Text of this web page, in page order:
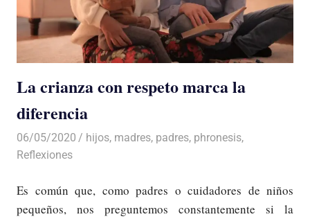
La crianza con respeto marca la
diferencia
06/05/2020 De todo un Poco
hijos, madres, padres, phronesis,
Reflexiones
Es común que, como padres o cuidadores de niños
pequeños, nos preguntemos constantemente si la